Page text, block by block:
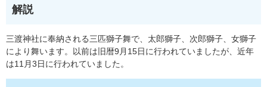
解説
三渡神社に奉納される三匹獅子舞で、太郎獅子、次郎獅子、女獅子
により舞います。以前は旧暦9月15日に行われていましたが、近年
は11月3日に行われていました。